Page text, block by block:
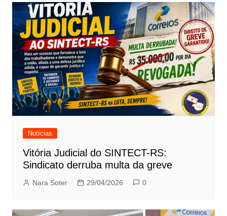
Notícias
Vitória Judicial do SINTECT-RS:
Sindicato derruba multa da greve
Nara Soter 29/04/2026 0